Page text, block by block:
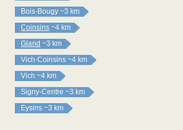
Bois-Bougy ~3 km
Coinsins ~4 km
Gland ~3 km
Vich-Coinsins ~4 km
Vich ~4 km
Signy-Centre ~3 km
Eysins ~3 km